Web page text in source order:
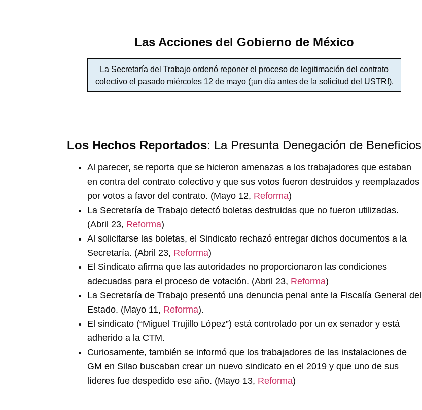
Las Acciones del Gobierno de México
La Secretaría del Trabajo ordenó reponer el proceso de legitimación del contrato
colectivo el pasado miércoles 12 de mayo (¡un día antes de la solicitud del USTR!).
Los Hechos Reportados: La Presunta Denegación de Beneficios
Al parecer, se reporta que se hicieron amenazas a los trabajadores que estaban
en contra del contrato colectivo y que sus votos fueron destruidos y reemplazados
por votos a favor del contrato. (Mayo 12, Reforma)
La Secretaría de Trabajo detectó boletas destruidas que no fueron utilizadas.
(Abril 23, Reforma)
Al solicitarse las boletas, el Sindicato rechazó entregar dichos documentos a la
Secretaría. (Abril 23, Reforma)
El Sindicato afirma que las autoridades no proporcionaron las condiciones
adecuadas para el proceso de votación. (Abril 23, Reforma)
La Secretaría de Trabajo presentó una denuncia penal ante la Fiscalía General del
Estado. (Mayo 11, Reforma).
El sindicato (“Miguel Trujillo López”) está controlado por un ex senador y está
adherido a la CTM.
Curiosamente, también se informó que los trabajadores de las instalaciones de
GM en Silao buscaban crear un nuevo sindicato en el 2019 y que uno de sus
líderes fue despedido ese año. (Mayo 13, Reforma)